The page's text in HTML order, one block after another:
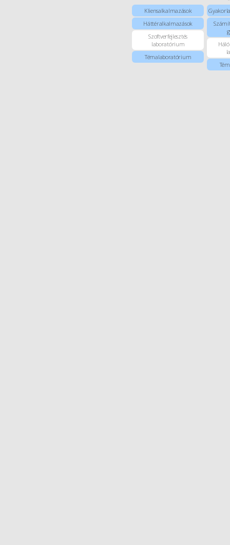
Kliensalkalmazások
Háttéralkalmazások
Szoftverfejlesztés
laboratórium
Témalaboratórium